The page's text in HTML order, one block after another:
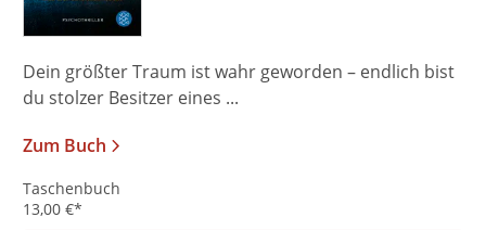
Dein größter Traum ist wahr geworden – endlich bist
du stolzer Besitzer eines ...
Zum Buch
Taschenbuch
13,00 €*